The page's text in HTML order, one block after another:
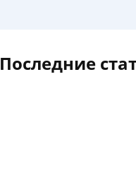
Последние